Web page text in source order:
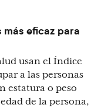
eficaz para
usan el Índice
a las personas
estatura o peso
de la persona,